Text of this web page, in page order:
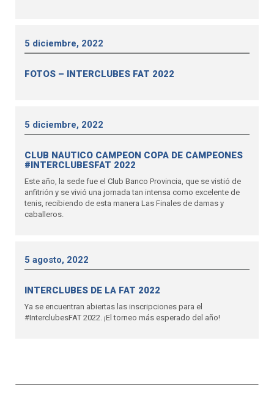
5 diciembre, 2022
FOTOS – INTERCLUBES FAT 2022
5 diciembre, 2022
CLUB NAUTICO CAMPEON COPA DE CAMPEONES
#INTERCLUBESFAT 2022
Este año, la sede fue el Club Banco Provincia, que se vistió de
anfitrión y se vivió una jornada tan intensa como excelente de
tenis, recibiendo de esta manera Las Finales de damas y
caballeros.
5 agosto, 2022
INTERCLUBES DE LA FAT 2022
Ya se encuentran abiertas las inscripciones para el
#InterclubesFAT 2022. ¡El torneo más esperado del año!